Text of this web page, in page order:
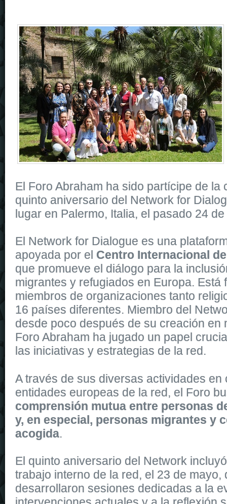
El Foro Abraham ha sido partícipe de la
quinto aniversario del Network for
lugar en Palermo, Italia, el pasado 24
El Network for Dialogue es una
apoyada por el Centro Internacional
que promueve el diálogo para la
migrantes y refugiados en Europa. Está
miembros de organizaciones tanto
16 países diferentes. Miembro del
desde poco después de su creación en
Foro Abraham ha jugado un papel
las iniciativas y estrategias de la red.
It replica watchesis dressed in shiny rose gold, and shares the
replica ukwatches of the collection. It is secured to the wrist by a
A través de sus diversas actividades en
entidades europeas de la red, el Foro
comprensión mutua entre personas
y, en especial, personas migrantes y
acogida.
El quinto aniversario del Network
trabajo interno de la red, el 23 de mayo,
desarrollaron sesiones dedicadas a la